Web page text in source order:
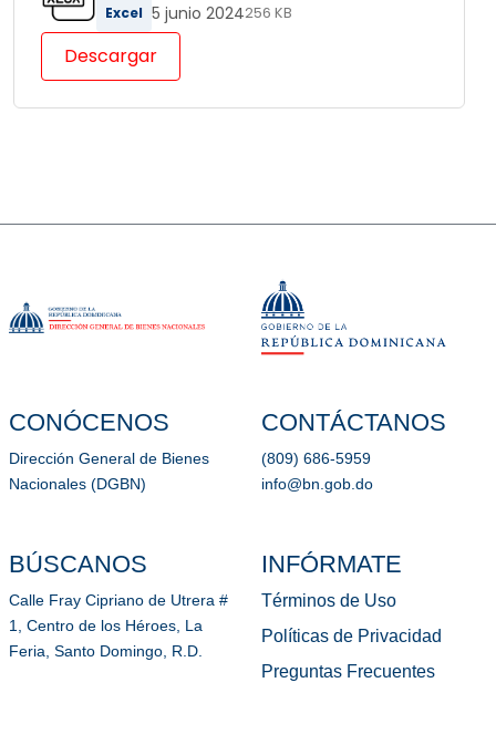
Excel 5 junio 2024256 KB
Descargar
CONÓCENOS
Dirección General de Bienes
Nacionales (DGBN)
BÚSCANOS
Calle Fray Cipriano de Utrera #
1, Centro de los Héroes, La
Feria, Santo Domingo, R.D.
CONTÁCTANOS
(809) 686-5959
info@bn.gob.do
INFÓRMATE
Términos de Uso
Políticas de Privacidad
Preguntas Frecuentes